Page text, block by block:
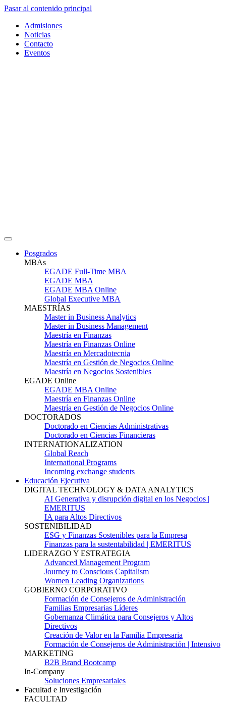
Pasar al contenido principal
Admisiones
Noticias
Contacto
Eventos
Posgrados
MBAs
EGADE Full-Time MBA
EGADE MBA
EGADE MBA Online
Global Executive MBA
MAESTRÍAS
Master in Business Analytics
Master in Business Management
Maestría en Finanzas
Maestría en Finanzas Online
Maestría en Mercadotecnia
Maestría en Gestión de Negocios Online
Maestría en Negocios Sostenibles
EGADE Online
EGADE MBA Online
Maestría en Finanzas Online
Maestría en Gestión de Negocios Online
DOCTORADOS
Doctorado en Ciencias Administrativas
Doctorado en Ciencias Financieras
INTERNATIONALIZATION
Global Reach
International Programs
Incoming exchange students
Educación Ejecutiva
DIGITAL TECHNOLOGY & DATA ANALYTICS
AI Generativa y disrupción digital en los Negocios |
EMERITUS
IA para Altos Directivos
SOSTENIBILIDAD
ESG y Finanzas Sostenibles para la Empresa
Finanzas para la sustentabilidad | EMERITUS
LIDERAZGO Y ESTRATEGIA
Advanced Management Program
Journey to Conscious Capitalism
Women Leading Organizations
GOBIERNO CORPORATIVO
Formación de Consejeros de Administración
Familias Empresarias Líderes
Gobernanza Climática para Consejeros y Altos
Directivos
Creación de Valor en la Familia Empresaria
Formación de Consejeros de Administración | Intensivo
MARKETING
B2B Brand Bootcamp
In-Company
Soluciones Empresariales
Facultad e Investigación
FACULTAD